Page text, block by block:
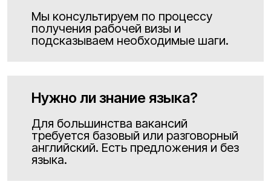
Мы консультируем по процессу
получения рабочей визы и
подсказываем необходимые шаги.
Нужно ли знание языка?
Для большинства вакансий
требуется базовый или разговорный
английский. Есть предложения и без
языка.